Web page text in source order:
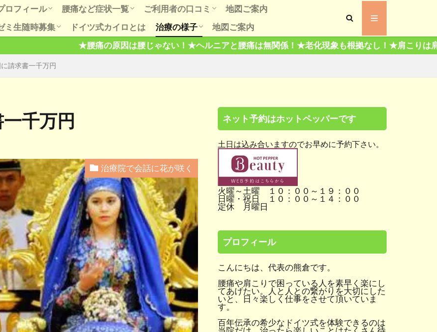
ロフィール
初めての方へ
お知らせ
腰痛など症状一覧
もっとＱ＆Ａ
腰、股関節での会話
肩こり五十肩は肩だけもんでも治ら
ダイエットの話
肩治療での会話
膝関節痛、歳のせいも根拠なし。
膝治療での会話
病は気から、気とは何？
ご利用者の口コミ
ご利用者の喜びの声
腰肩膝など口コミ 評判
骨盤や出産の口コミ評判
地図ご案内
ミ生随時募集
六ヶ月間の講習で本当に治せる技術
を習得します。
健康セミナー開催の様子
ドイツ式カイロとは 治療の様子
芸能、スポーツ、有名人交遊録
趣味と健康
地図ご案内
痛の原因は腰じゃない！★ヘルニアと腰痛は無関係！★老化現象も根拠なし！★肩こりは肩だけもんでも治らな
請求書一千万円
千万円
治療院で会話に花が咲く
ネット予約はホットペッパーです
土日は込み合いますのでお早めに予約下さい。
火曜～土曜 １０：００～１９：００
日曜・祝日 １０：００～１４：００
定休 月曜日
プロフィール
こんにちは、代表の熊倉です。
腰痛や肩こりで困っている人を素早く楽にし
てあげたい。人と人との繋がりを大切にした
いと、日々楽しく仕事をさせて頂いていま
す。
百年伝承の希少なドイツ式を体験できるのは